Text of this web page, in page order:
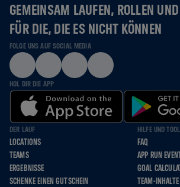
GEMEINSAM LAUFEN, ROLLEN
FÜR DIE, DIE ES NICHT KÖNNEN
FOLGE UNS AUF SOCIAL MEDIA
HOL DIR DIE APP
DER LAUF
LOCATIONS
TEAMS
ERGEBNISSE
SCHENKE EINEN GUTSCHEIN
HILFE UND
FAQ
APP RUN
GOAL
TEAM-INHALTE